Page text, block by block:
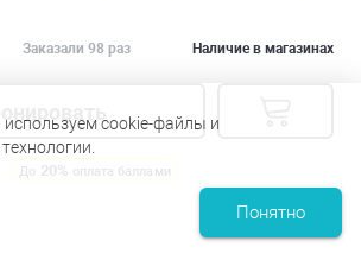
Заказали 98 раз Наличие в магазинах
До 20% оплата баллами
cookie-файлы и
Понятно